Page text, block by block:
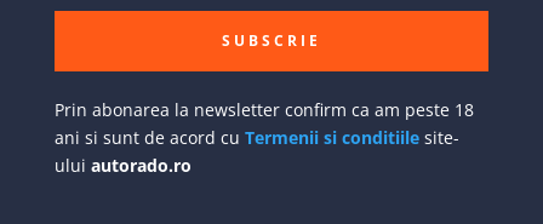
SUBSCRIE
Prin abonarea la newsletter confirm ca am peste 18
ani si sunt de acord cu Termenii si conditiilesite-
ului autorado.ro